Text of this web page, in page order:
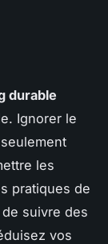
durable
Ignorer le
les
pratiques de
suivre des
vos